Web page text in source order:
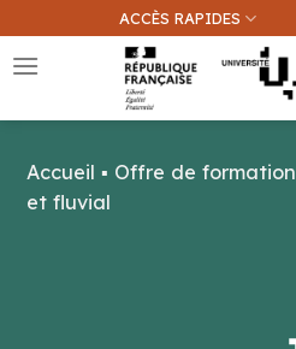
au
contenu
ACCÈS RAPIDES
Accueil ▪ Offre de formation
et fluvial